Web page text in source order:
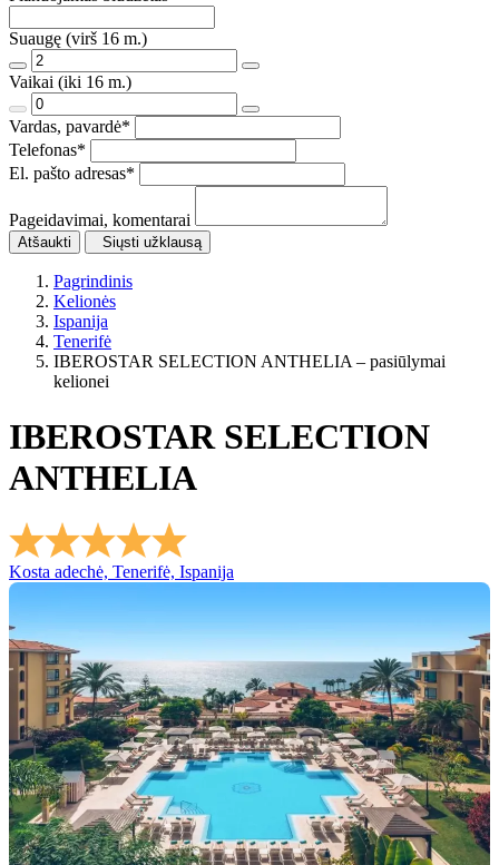
Suaugę (virš 16 m.)
Vaikai (iki 16 m.)
Vardas, pavardė*
Telefonas*
El. pašto adresas*
Pageidavimai, komentarai
Atšaukti Siųsti užklausą
Pagrindinis
Kelionės
Ispanija
Tenerifė
IBEROSTAR SELECTION ANTHELIA – pasiūlymai
kelionei
IBEROSTAR SELECTION
ANTHELIA
Kosta adechė, Tenerifė, Ispanija